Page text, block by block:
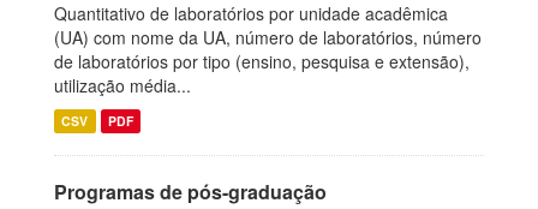
Quantitativo de laboratórios por unidade acadêmica
(UA) com nome da UA, número de laboratórios, número
de laboratórios por tipo (ensino, pesquisa e extensão),
utilização média...
CSV PDF
Programas de pós-graduação